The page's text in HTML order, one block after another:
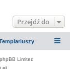
Przejdź do
Limited